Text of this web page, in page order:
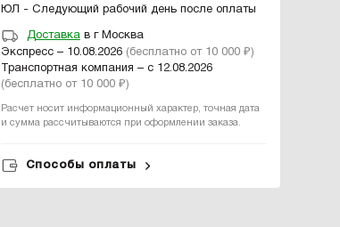
ЮЛ - Следующий рабочий день после оплаты
Доставкав г Москва
Экспресс – 10.08.2026 (бесплатно от 10 000 ₽)
Транспортная компания – с 12.08.2026
(бесплатно от 10 000 ₽)
Расчет носит информационный характер, точная дата
и сумма рассчитываются при оформлении заказа.
Способы оплаты